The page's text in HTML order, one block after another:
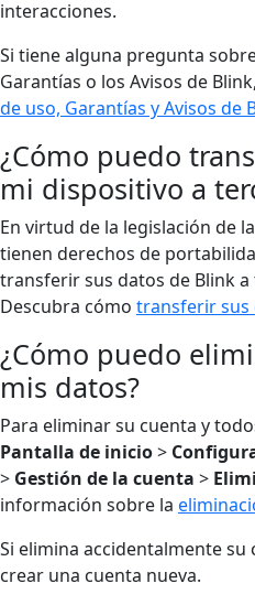
interacciones.
Si tiene alguna pregunta
Garantías o los Avisos de
de uso, Garantías y Avisos de
¿Cómo puedo
mi dispositivo a
En virtud de la legislación de
tienen derechos de
transferir sus datos de Blink
Descubra cómo transferir sus
¿Cómo puedo
mis datos?
Para eliminar su cuenta y
Pantalla de inicio>
> Gestión de la cuenta >
información sobre la
Si elimina accidentalmente su
crear una cuenta nueva.